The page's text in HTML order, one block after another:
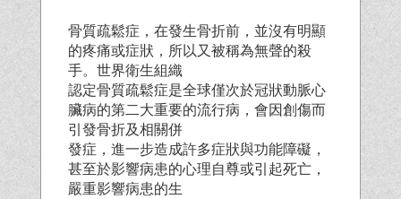
骨質疏鬆症，在發生骨折前，並沒有明顯
的疼痛或症狀，所以又被稱為無聲的殺
手。世界衛生組織
認定骨質疏鬆症是全球僅次於冠狀動脈心
臟病的第二大重要的流行病，會因創傷而
引發骨折及相關併
發症，進一步造成許多症狀與功能障礙，
甚至於影響病患的心理自尊或引起死亡，
嚴重影響病患的生